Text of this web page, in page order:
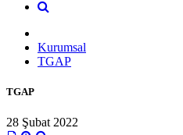
Kurumsal
TGAP
TGAP
28 Şubat 2022